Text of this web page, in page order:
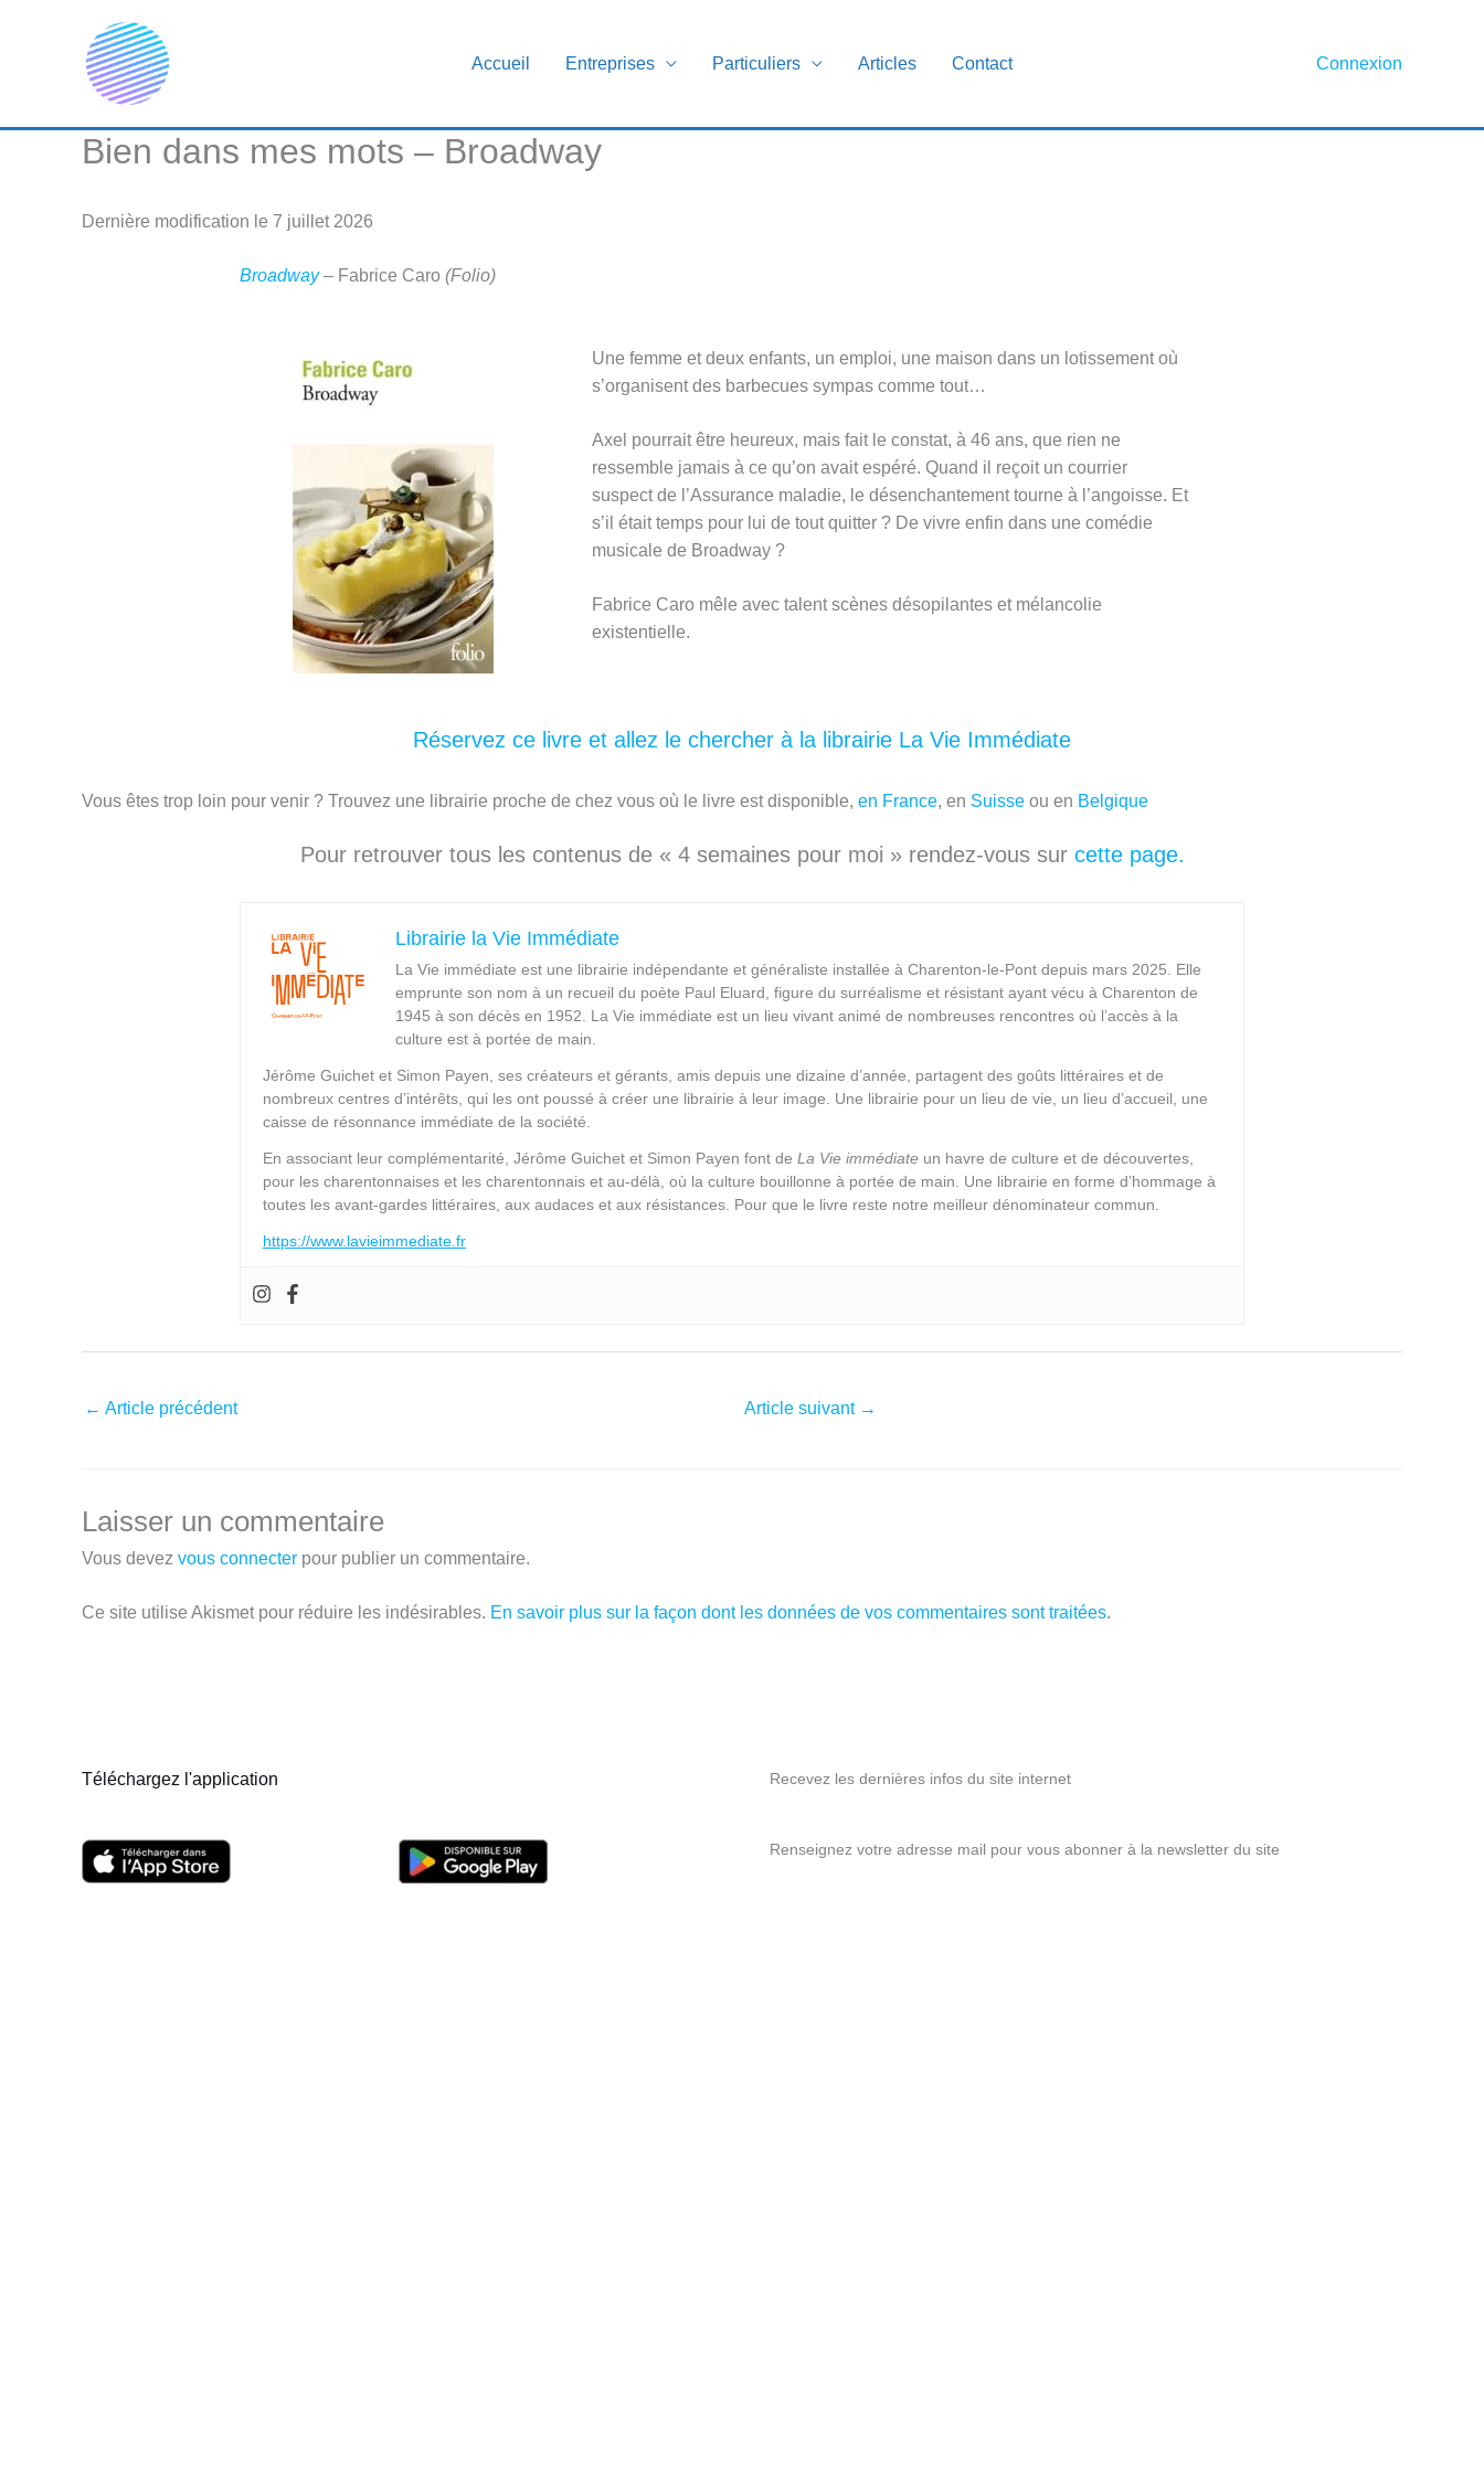
Accueil Entreprises Particuliers Articles Contact Connexion
Bien dans mes mots – Broadway
Dernière modification le 7 juillet 2026
Broadway– Fabrice Caro (Folio)
Une femme et deux enfants, un emploi, une maison dans un lotissement où
s’organisent des barbecues sympas comme tout…
Axel pourrait être heureux, mais fait le constat, à 46 ans, que rien ne
ressemble jamais à ce qu’on avait espéré. Quand il reçoit un courrier
suspect de l’Assurance maladie, le désenchantement tourne à l’angoisse. Et
s’il était temps pour lui de tout quitter ? De vivre enfin dans une comédie
musicale de Broadway ?
Fabrice Caro mêle avec talent scènes désopilantes et mélancolie
existentielle.
Réservez ce livre et allez le chercher à la librairie La Vie Immédiate
Vous êtes trop loin pour venir ? Trouvez une librairie proche de chez vous où le livre est disponible, en France, en Suisse ou en Belgique
Pour retrouver tous les contenus de « 4 semaines pour moi » rendez-vous sur cette page.
Librairie la Vie Immédiate
La Vie immédiate est une librairie indépendante et généraliste installée à Charenton-le-Pont depuis mars 2025. Elle
emprunte son nom à un recueil du poète Paul Eluard, figure du surréalisme et résistant ayant vécu à Charenton de
1945 à son décès en 1952. La Vie immédiate est un lieu vivant animé de nombreuses rencontres où l’accès à la
culture est à portée de main.
Jérôme Guichet et Simon Payen, ses créateurs et gérants, amis depuis une dizaine d’année, partagent des goûts littéraires et de
nombreux centres d’intérêts, qui les ont poussé à créer une librairie à leur image. Une librairie pour un lieu de vie, un lieu d’accueil, une
caisse de résonnance immédiate de la société.
En associant leur complémentarité, Jérôme Guichet et Simon Payen font de La Vie immédiate un havre de culture et de découvertes,
pour les charentonnaises et les charentonnais et au-délà, où la culture bouillonne à portée de main. Une librairie en forme d’hommage à
toutes les avant-gardes littéraires, aux audaces et aux résistances. Pour que le livre reste notre meilleur dénominateur commun.
https://www.lavieimmediate.fr
← Article précédent Article suivant →
Laisser un commentaire
Vous devez vous connecter pour publier un commentaire.
Ce site utilise Akismet pour réduire les indésirables. En savoir plus sur la façon dont les données de vos commentaires sont traitées.
Téléchargez l'application Recevez les dernières infos du site internet
Renseignez votre adresse mail pour vous abonner à la newsletter du site